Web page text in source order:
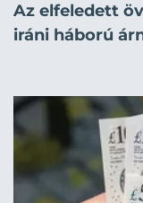
Az elfeledett
iráni háború